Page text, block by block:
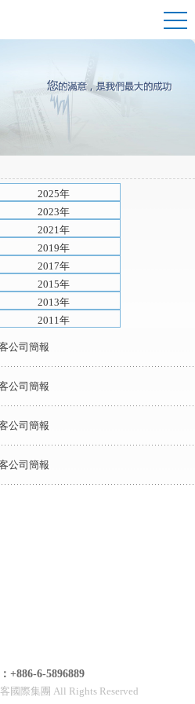
2025年
2023年
2021年
2019年
2017年
2015年
2013年
2011年
公司簡報
公司簡報
公司簡報
公司簡報
+886-6-5896889
國際集團 All Rights Reserved